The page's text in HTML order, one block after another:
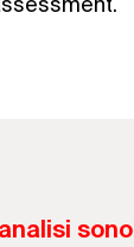
sono